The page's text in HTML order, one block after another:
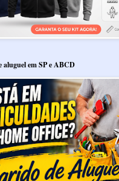
aluguel em SP e ABCD